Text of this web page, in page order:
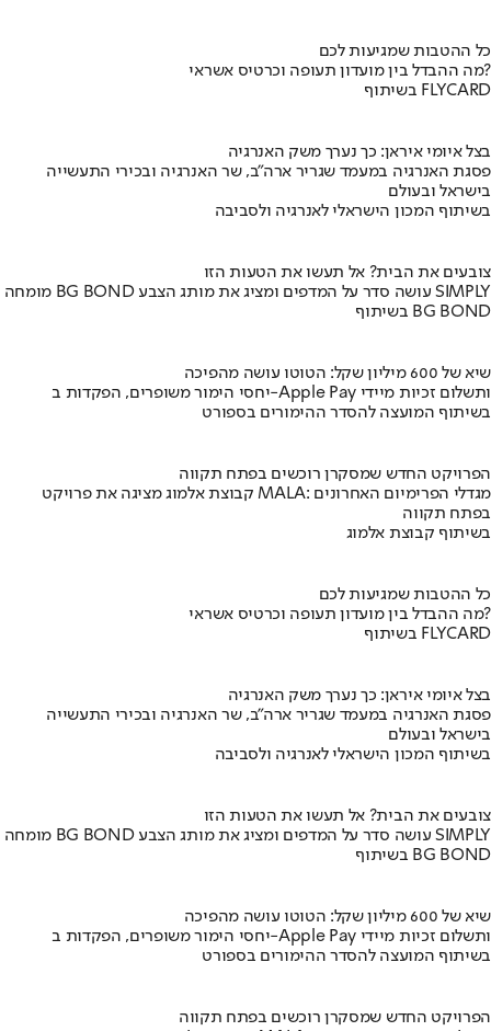
כל ההטבות שמגיעות לכם
מה ההבדל בין מועדון תעופה וכרטיס אשראי?
בשיתוף FLYCARD
בצל איומי איראן: כך נערך משק האנרגיה
פסגת האנרגיה במעמד שגריר ארה"ב, שר האנרגיה ובכירי התעשייה
בישראל ובעולם
בשיתוף המכון הישראלי לאנרגיה ולסביבה
צובעים את הבית? אל תעשו את הטעות הזו
מומחה BG BOND עושה סדר על המדפים ומציג את מותג הצבע SIMPLY
בשיתוף BG BOND
שיא של 600 מיליון שקל: הטוטו עושה מהפיכה
יחסי הימור משופרים, הפקדות ב-Apple Pay ותשלום זכיות מיידי
בשיתוף המועצה להסדר ההימורים בספורט
הפרויקט החדש שמסקרן רוכשים בפתח תקווה
קבוצת אלמוג מציגה את פרויקט MALA: מגדלי הפרימיום האחרונים
בפתח תקווה
בשיתוף קבוצת אלמוג
כל ההטבות שמגיעות לכם
מה ההבדל בין מועדון תעופה וכרטיס אשראי?
בשיתוף FLYCARD
בצל איומי איראן: כך נערך משק האנרגיה
פסגת האנרגיה במעמד שגריר ארה"ב, שר האנרגיה ובכירי התעשייה
בישראל ובעולם
בשיתוף המכון הישראלי לאנרגיה ולסביבה
צובעים את הבית? אל תעשו את הטעות הזו
מומחה BG BOND עושה סדר על המדפים ומציג את מותג הצבע SIMPLY
בשיתוף BG BOND
שיא של 600 מיליון שקל: הטוטו עושה מהפיכה
יחסי הימור משופרים, הפקדות ב-Apple Pay ותשלום זכיות מיידי
בשיתוף המועצה להסדר ההימורים בספורט
הפרויקט החדש שמסקרן רוכשים בפתח תקווה